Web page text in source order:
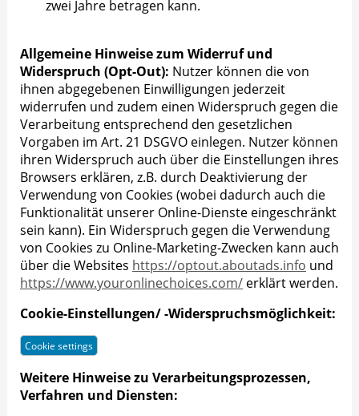
zwei Jahre betragen kann.
Allgemeine Hinweise zum Widerruf und
Widerspruch (Opt-Out): Nutzer können die von
ihnen abgegebenen Einwilligungen jederzeit
widerrufen und zudem einen Widerspruch gegen die
Verarbeitung entsprechend den gesetzlichen
Vorgaben im Art. 21 DSGVO einlegen. Nutzer können
ihren Widerspruch auch über die Einstellungen ihres
Browsers erklären, z.B. durch Deaktivierung der
Verwendung von Cookies (wobei dadurch auch die
Funktionalität unserer Online-Dienste eingeschränkt
sein kann). Ein Widerspruch gegen die Verwendung
von Cookies zu Online-Marketing-Zwecken kann auch
über die Websites https://optout.aboutads.info und
https://www.youronlinechoices.com/ erklärt werden.
Cookie-Einstellungen/ -Widerspruchsmöglichkeit:
Cookie settings
Weitere Hinweise zu Verarbeitungsprozessen,
Verfahren und Diensten: